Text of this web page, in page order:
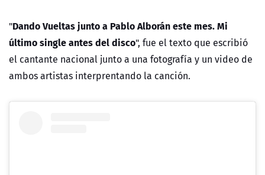
"Dando Vueltasjunto a Pablo Alborán este mes. Mi
último single antes del disco", fue el texto que escribió
el cantante nacional junto a una fotografía y un video de
ambos artistas interprentando la canción.